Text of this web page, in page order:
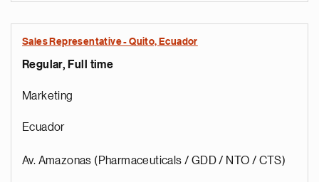
Sales Representative - Quito, Ecuador
Regular, Full time
Marketing
Ecuador
Av. Amazonas (Pharmaceuticals / GDD / NTO / CTS)